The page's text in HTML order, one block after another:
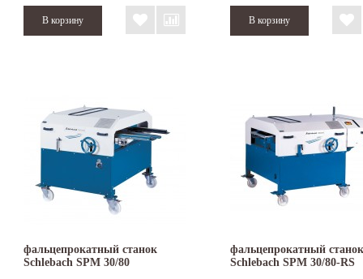
фальцепрокатный станок
Schlebach SPM 30/80
фальцепрокатный станок
Schlebach SPM 30/80-RS